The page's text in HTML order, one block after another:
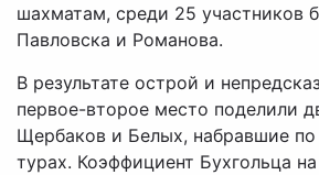
шахматам, среди 25 участников
Павловска и Романова.
В результате острой и
первое-второе место поделили
Щербаков и Белых, набравшие по
турах. Коэффициент Бухгольца